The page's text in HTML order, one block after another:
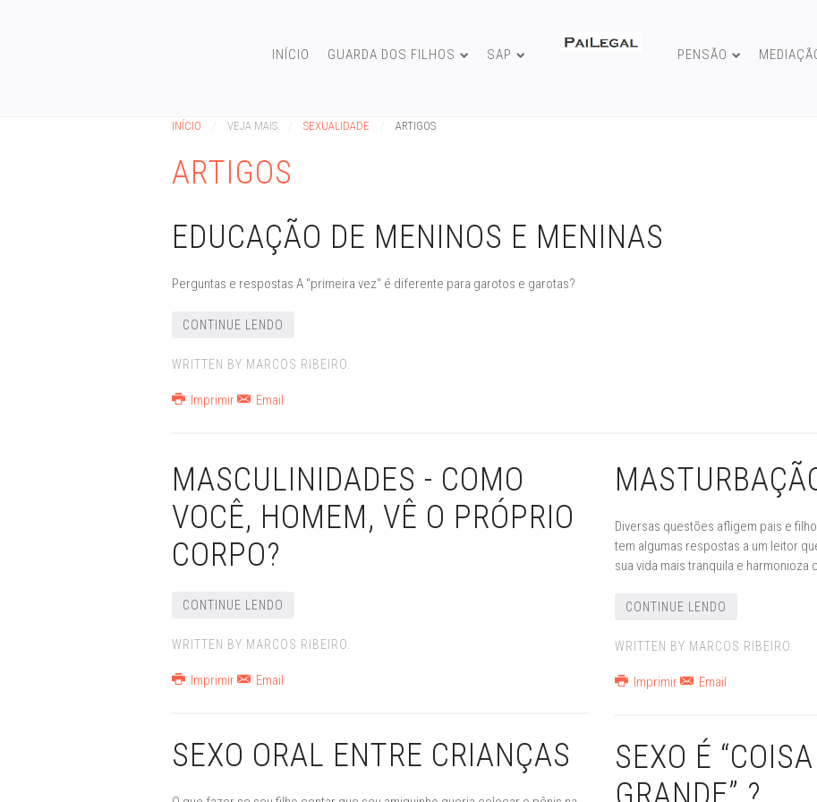
INÍCIO GUARDA DOS FILHOS SAP PENSÃO
INÍCIO VEJA MAIS SEXUALIDADE ARTIGOS
ARTIGOS
EDUCAÇÃO DE MENINOS E MENINAS
Perguntas e respostas A "primeira vez" é diferente para garotos e garotas?
CONTINUE LENDO
WRITTEN BY MARCOS RIBEIRO.
Imprimir Email
MASCULINIDADES - COMO
VOCÊ, HOMEM, VÊ O PRÓPRIO
CORPO?
CONTINUE LENDO
WRITTEN BY MARCOS RIBEIRO.
Imprimir Email
SEXO ORAL ENTRE CRIANÇAS
Diversas questões afligem pais e
tem algumas respostas a um leitor
sua vida mais tranquila e harmonioza
CONTINUE LENDO
WRITTEN BY MARCOS RIBEIRO.
Imprimir Email
SEXO É